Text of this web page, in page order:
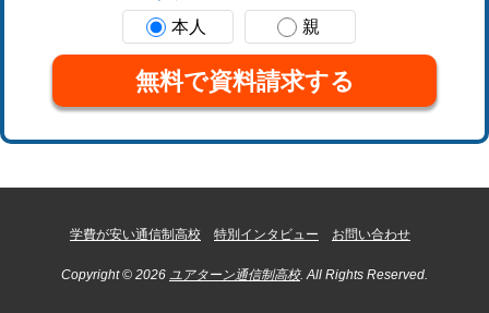
本人 親
無料で資料請求する
学費が安い通信制高校 特別インタビュー お問い合わせ
Copyright © 2026 ユアターン通信制高校. All Rights Reserved.